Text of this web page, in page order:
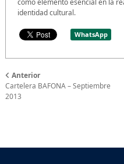
identidad cultural.
WhatsApp
Anterior
Cartelera BAFONA – Septiembre
2013